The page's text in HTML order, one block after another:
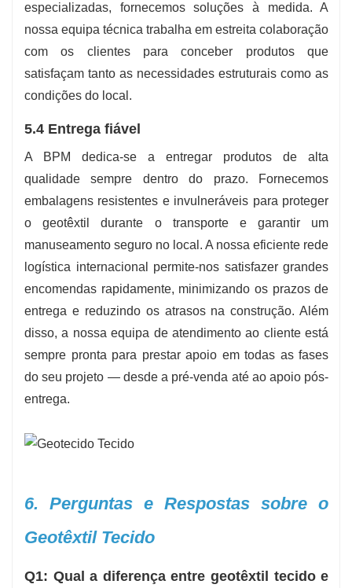
especializadas, fornecemos soluções à medida. A
nossa equipa técnica trabalha em estreita colaboração
com os clientes para conceber produtos que
satisfaçam tanto as necessidades estruturais como as
condições do local.
5.4 Entrega fiável
A BPM dedica-se a entregar produtos de alta
qualidade sempre dentro do prazo. Fornecemos
embalagens resistentes e invulneráveis ​​para proteger
o geotêxtil durante o transporte e garantir um
manuseamento seguro no local. A nossa eficiente rede
logística internacional permite-nos satisfazer grandes
encomendas rapidamente, minimizando os prazos de
entrega e reduzindo os atrasos na construção. Além
disso, a nossa equipa de atendimento ao cliente está
sempre pronta para prestar apoio em todas as fases
do seu projeto — desde a pré-venda até ao apoio pós-
entrega.
6. Perguntas e Respostas sobre o
Geotêxtil Tecido
Q1: Qual a diferença entre geotêxtil tecido e